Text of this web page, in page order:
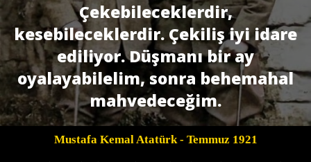
Çekebileceklerdir,
kesebileceklerdir. Çekiliş iyi idare
ediliyor. Düş­manı bir ay
oyalayabilelim, sonra behemahal
mahvedece­ğim.
Mustafa Kemal Atatürk- Temmuz 1921